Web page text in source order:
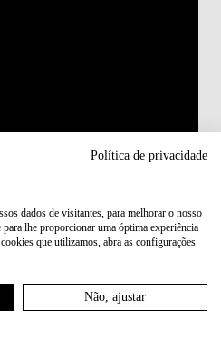
Política de privacidade
dados de visitantes, para melhorar o nosso
lhe proporcionar uma óptima experiência
que utilizamos, abra as configurações.
Não, ajustar